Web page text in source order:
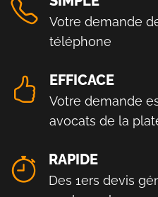
Votre demande
téléphone
EFFICACE
Votre demande
avocats de la
RAPIDE
Des 1ers devis